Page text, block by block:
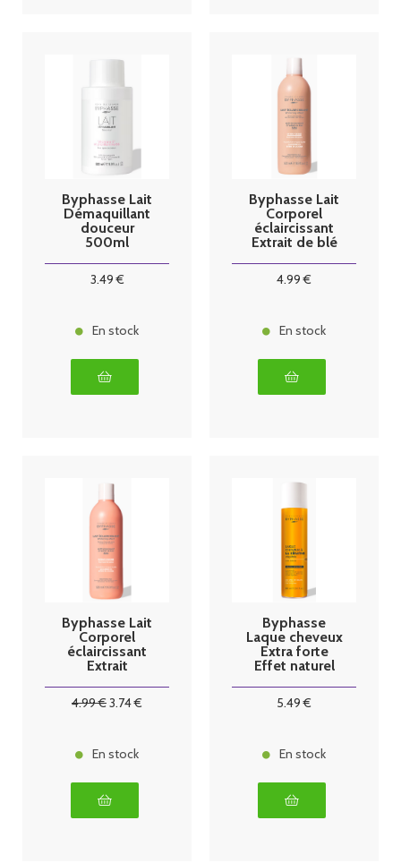
Byphasse Lait
Démaquillant
douceur
500ml
3.49€
En stock
Byphasse Lait
Corporel
éclaircissant
Extrait de blé
4.99 €
En stock
Byphasse Lait
Corporel
éclaircissant
Extrait
4.99€3.74€
En stock
Byphasse
Laque cheveux
Extra forte
Effet naturel
5.49 €
En stock